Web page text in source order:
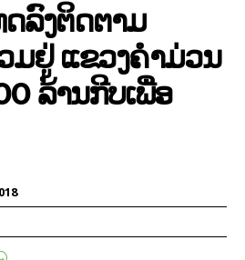
ລົງຕິດຕາມ
ມຢູ່ ແຂວງຄຳມ່ວນ
ລ້ານກີບເພື່ອ